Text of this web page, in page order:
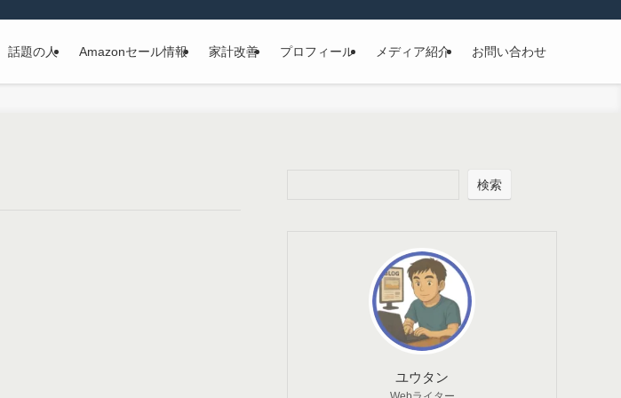
話題の人 Amazonセール情報 家計改善 プロフィール メディア紹介 お問い合わせ
検索
ユウタン